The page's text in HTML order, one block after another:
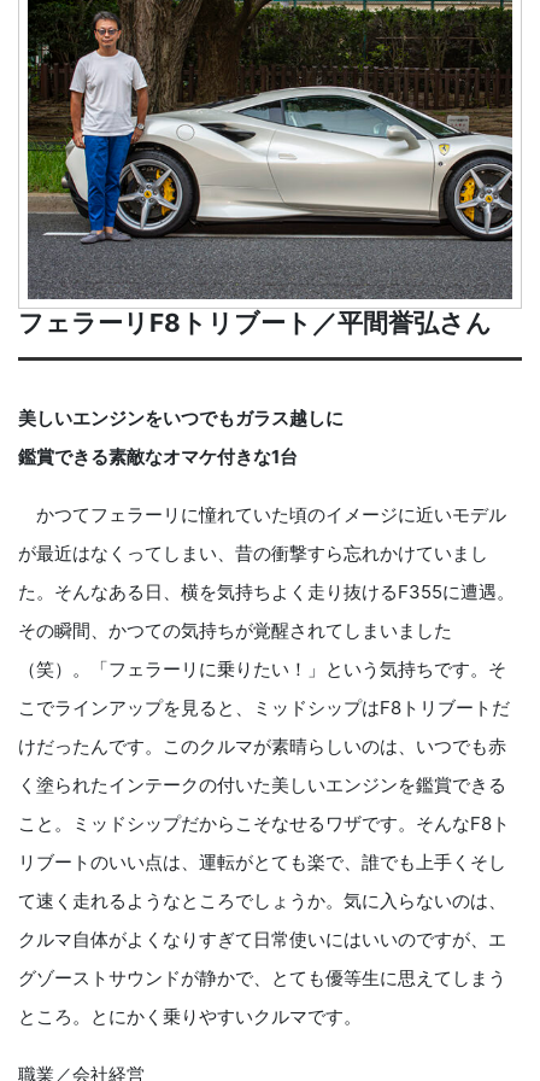
フェラーリF8トリブート／平間誉弘さん
美しいエンジンをいつでもガラス越しに
鑑賞できる素敵なオマケ付きな1台
かつてフェラーリに憧れていた頃のイメージに近いモデル
が最近はなくってしまい、昔の衝撃すら忘れかけていまし
た。そんなある日、横を気持ちよく走り抜けるF355に遭遇。
その瞬間、かつての気持ちが覚醒されてしまいました
（笑）。「フェラーリに乗りたい！」という気持ちです。そ
こでラインアップを見ると、ミッドシップはF8トリブートだ
けだったんです。このクルマが素晴らしいのは、いつでも赤
く塗られたインテークの付いた美しいエンジンを鑑賞できる
こと。ミッドシップだからこそなせるワザです。そんなF8ト
リブートのいい点は、運転がとても楽で、誰でも上手くそし
て速く走れるようなところでしょうか。気に入らないのは、
クルマ自体がよくなりすぎて日常使いにはいいのですが、エ
グゾーストサウンドが静かで、とても優等生に思えてしまう
ところ。とにかく乗りやすいクルマです。
職業／会社経営